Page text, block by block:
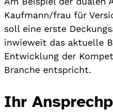
Kaufmann/frau für
soll eine erste
inwieweit das aktuelle
Entwicklung der
Branche entspricht.
Ihr